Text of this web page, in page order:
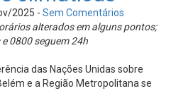
2025 - Sem Comentários
alterados em alguns pontos;
0800 seguem 24h
das Nações Unidas sobre
e a Região Metropolitana se